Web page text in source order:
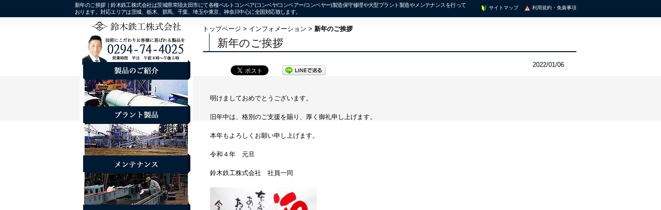
新年のご挨拶｜鈴木鉄工株式会社は茨城県常陸太田市にて各種ベルトコンベア(コンベヤ/コンベアー/コンベヤー)製造保守修理や大型プラント製造やメンテナンスを行って
おります。対応エリアは茨城、栃木、群馬、千葉、埼玉や東京、神奈川中心に全国対応致します。
利用規約・免責事項
サイトマップ
トップページ > インフォメーション > 新年のご挨拶
新年のご挨拶
2022/01/06
明けましておめでとうございます。
旧年中は、格別のご支援を賜り、厚く御礼申し上げます。
本年もよろしくお願い申し上げます。
令和４年 元旦
鈴木鉄工株式会社 社員一同